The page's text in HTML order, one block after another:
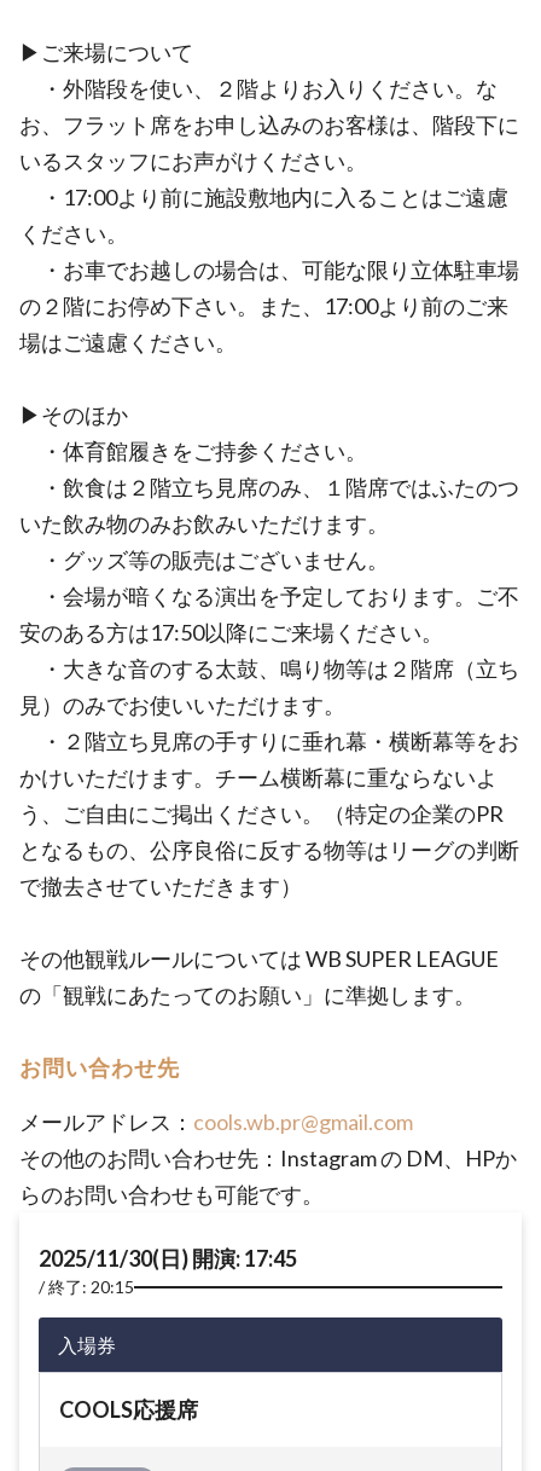
▶ご来場について
・外階段を使い、２階よりお入りください。な
お、フラット席をお申し込みのお客様は、階段下に
いるスタッフにお声がけください。
・17:00より前に施設敷地内に入ることはご遠慮
ください。
・お車でお越しの場合は、可能な限り立体駐車場
の２階にお停め下さい。また、17:00より前のご来
場はご遠慮ください。
▶そのほか
・体育館履きをご持参ください。
・飲食は２階立ち見席のみ、１階席ではふたのつ
いた飲み物のみお飲みいただけます。
・グッズ等の販売はございません。
・会場が暗くなる演出を予定しております。ご不
安のある方は17:50以降にご来場ください。
・大きな音のする太鼓、鳴り物等は２階席（立ち
見）のみでお使いいただけます。
・２階立ち見席の手すりに垂れ幕・横断幕等をお
かけいただけます。チーム横断幕に重ならないよ
う、ご自由にご掲出ください。（特定の企業のPR
となるもの、公序良俗に反する物等はリーグの判断
で撤去させていただきます）
その他観戦ルールについては WB SUPER LEAGUE
の「観戦にあたってのお願い」に準拠します。
お問い合わせ先
メールアドレス： cools.wb.pr@gmail.com
その他のお問い合わせ先：Instagram の DM、HPか
らのお問い合わせも可能です。
2025/11/30(日) 開演: 17:45
終了: 20:15
入場券
COOLS応援席